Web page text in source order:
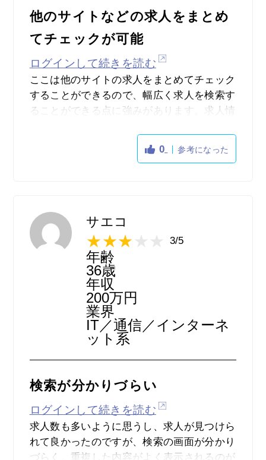
他のサイトなどの求人をまとめ
てチェックが可能
ログインして続きを読む
ここは他のサイトの求人をまとめてチェック
することができるので、幅広く求人を検索す
ることができる点に強みがあります。求人情
すさから言えば、上位ランキングに位置する
も絞り込む際の検索条件が細かくないことも
ややデメリットに感じています。ですから、
まずどんな求人があるのか広く浅くリサーチ
をする上では使い勝手が良いです。
0 参考になった
サエコ
3/5
年齢
36歳
年収
200万円
業界
IT／通信／インターネ
ット系
検索が分かりづらい
ログインして続きを読む
求人数も多いように思うし、求人が見つけら
れて良かったのですが、検索の画面が分かり
づらく、重複した内容がよく表示されるのが